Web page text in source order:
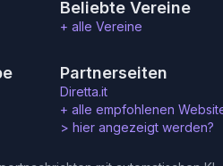
Beliebte Vereine
+ alle Vereine
Partnerseiten
Diretta.it
+ alle empfohlenen
> hier angezeigt werden?